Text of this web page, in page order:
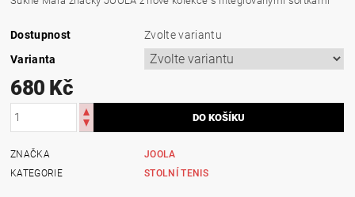
Dostupnost
Zvolte variantu
Varianta
680 Kč
ZNAČKA
JOOLA
KATEGORIE
STOLNÍ TENIS